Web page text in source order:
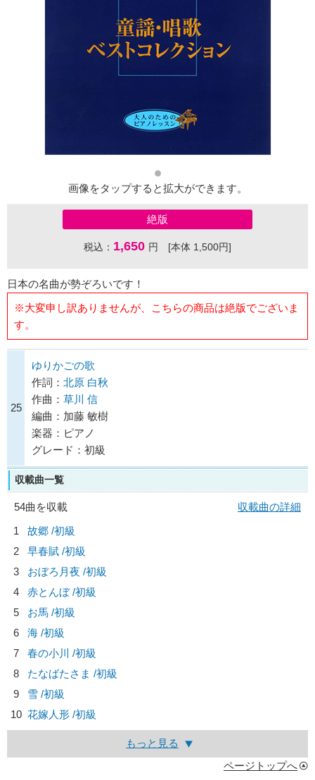
画像をタップすると拡大ができます。
絶版
税込： 1,650 円 [本体 1,500円]
日本の名曲が勢ぞろいです！
※大変申し訳ありませんが、こちらの商品は絶版でございま
す。
25
ゆりかごの歌
作詞： 北原 白秋
作曲： 草川 信
編曲：加藤 敏樹
楽器：ピアノ
グレード：初級
収載曲一覧
54曲を収載
収載曲の詳細
1
故郷 /初級
2
早春賦 /初級
3
おぼろ月夜 /初級
4
赤とんぼ /初級
5
お馬 /初級
6
海 /初級
7
春の小川 /初級
8
たなばたさま /初級
9
雪 /初級
10 花嫁人形 /初級
もっと見る
ページトップへ